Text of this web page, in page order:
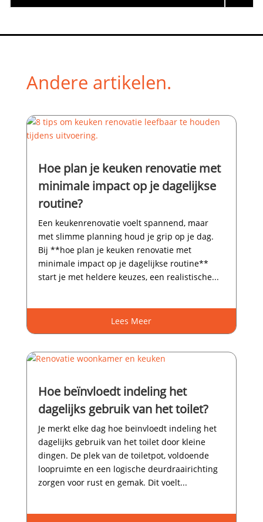
Andere artikelen.
Hoe plan je keuken renovatie met
minimale impact op je dagelijkse
routine?
Een keukenrenovatie voelt spannend, maar
met slimme planning houd je grip op je dag.​
Bij **hoe plan je keuken renovatie met
minimale impact op je dagelijkse routine**
start je met heldere keuzes, een realistische...
Lees Meer
Hoe beïnvloedt indeling het
dagelijks gebruik van het toilet?
Je merkt elke dag hoe beïnvloedt indeling het
dagelijks gebruik van het toilet door kleine
dingen.​ De plek van de toiletpot, voldoende
loopruimte en een logische deurdraairichting
zorgen voor rust en gemak.​ Dit voelt...